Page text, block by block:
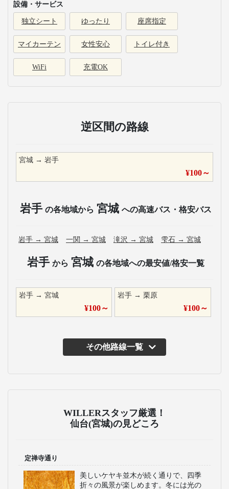
設備・サービス
独立シート ゆったり 座席指定
マイカーテン 女性安心 トイレ付き
WiFi 充電OK
逆区間の路線
宮城 → 岩手
¥100～
岩手 の各地域から 宮城 への高速バス・格安バス
岩手 → 宮城 一関 → 宮城 滝沢 → 宮城 雫石 → 宮城
岩手 から 宮城 の各地域への最安値/格安一覧
岩手 → 宮城
¥100～
岩手 →栗原
¥100～
その他路線一覧
WILLERスタッフ厳選！
仙台(宮城)の見どころ
定禅寺通り
美しいケヤキ並木が続く通りで、四季
折々の風景が楽しめます。冬には光の